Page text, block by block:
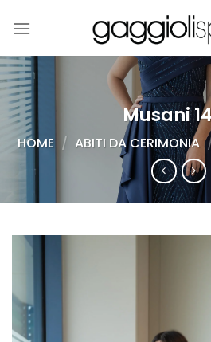
Musani
HOME / ABITI DA CERIMONIA